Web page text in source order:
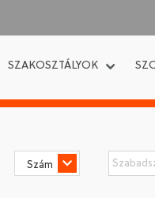
SZAKOSZTÁLYOK